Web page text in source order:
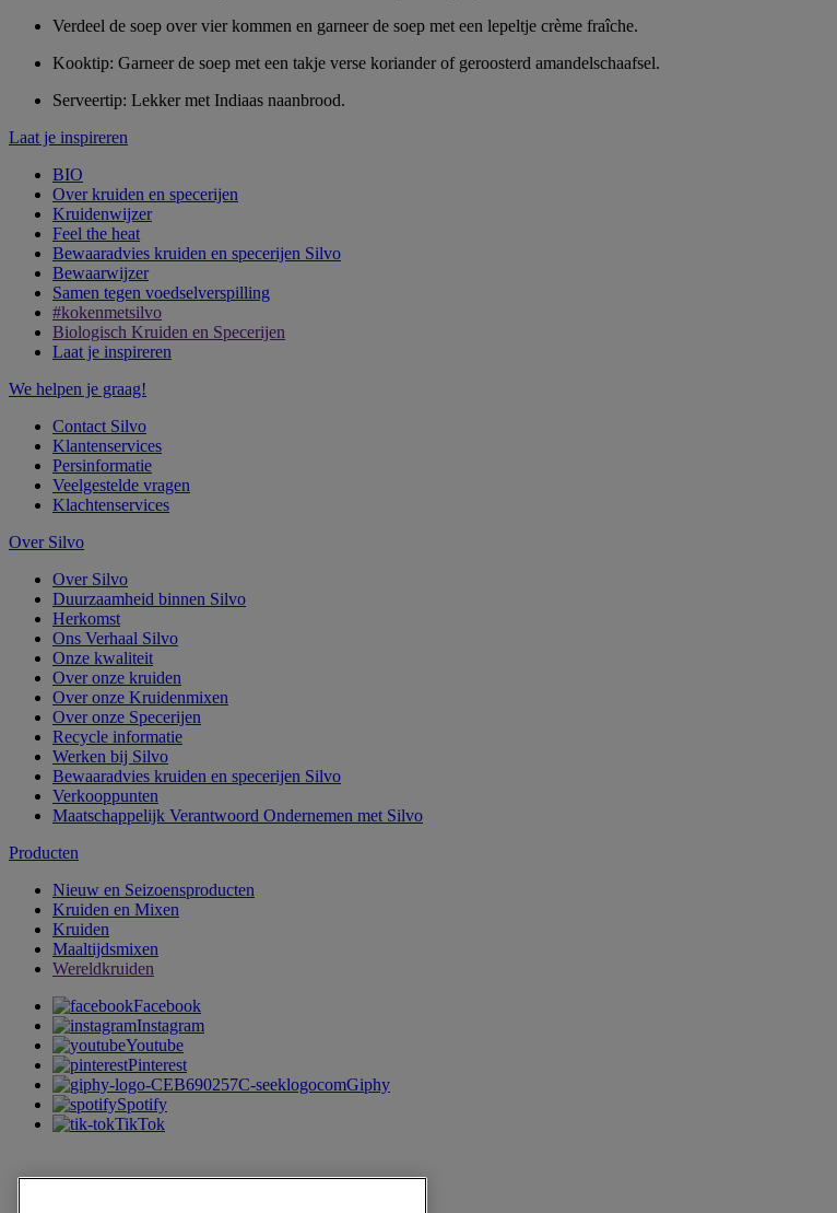
Verdeel de soep over vier kommen en garneer de soep met een lepeltje crème fraîche.
Kooktip: Garneer de soep met een takje verse koriander of geroosterd amandelschaafsel.
Serveertip: Lekker met Indiaas naanbrood.
Laat je inspireren
BIO
Over kruiden en specerijen
Kruidenwijzer
Feel the heat
Bewaaradvies kruiden en specerijen Silvo
Bewaarwijzer
Samen tegen voedselverspilling
#kokenmetsilvo
Biologisch Kruiden en Specerijen
Laat je inspireren
We helpen je graag!
Contact Silvo
Klantenservices
Persinformatie
Veelgestelde vragen
Klachtenservices
Over Silvo
Over Silvo
Duurzaamheid binnen Silvo
Herkomst
Ons Verhaal Silvo
Onze kwaliteit
Over onze kruiden
Over onze Kruidenmixen
Over onze Specerijen
Recycle informatie
Werken bij Silvo
Bewaaradvies kruiden en specerijen Silvo
Verkooppunten
Maatschappelijk Verantwoord Ondernemen met Silvo
Producten
Nieuw en Seizoensproducten
Kruiden en Mixen
Kruiden
Maaltijdsmixen
Wereldkruiden
Facebook
Instagram
Youtube
Pinterest
Giphy
Spotify
TikTok